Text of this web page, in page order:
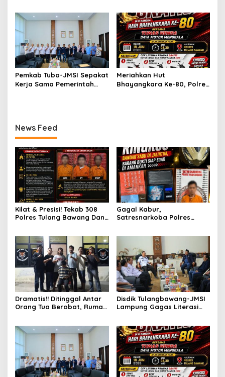
Bobol Maling, Tim
Gabungan URC TEKAB 308
Gulung Pelaku Di Tempat
Persembunyian
Pemkab Tuba-JMSI Sepakat
Kerja Sama Pemerintah
Meriahkan Hut
Bhayangkara Ke-80, Polres
News Feed
Kilat & Presisi! Tekab 308
Polres Tulang Bawang Dan
Pencurian Rumah Ibadah
Gagal Kabur,
Satresnarkoba Polres
Barang Bukti Siap Edar Di
Amankan
Dramatis!! Ditinggal Antar
Orang Tua Berobat, Rumah
Gabungan URC TEKAB 308
Gulung Pelaku Di Tempat
Persembunyian
Disdik Tulangbawang-JMSI
Lampung Gagas Literasi